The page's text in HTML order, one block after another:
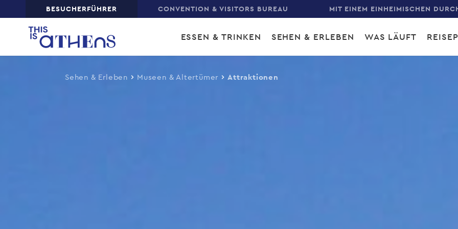
content
Top BESUCHERFÜHRER CONVENTION & VISITORS BUREAU MIT EINEM EINHEIMISCHEN
Main
navigation
ESSEN & TRINKEN SEHEN & ERLEBEN WAS LÄUFT
Sehen & Erleben Museen & Altertümer Attraktionen